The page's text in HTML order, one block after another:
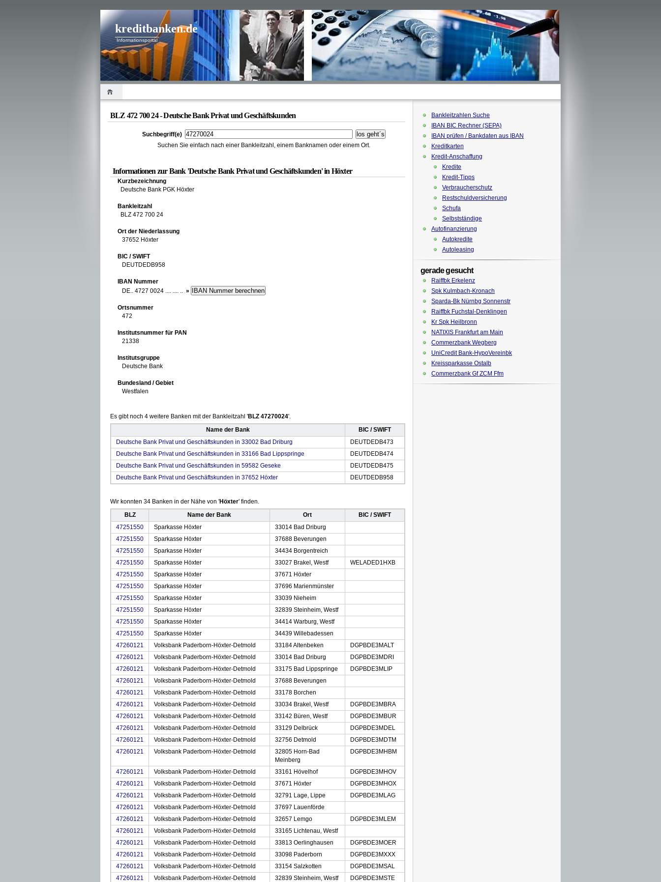
kreditbanken.de
Informationsportal
BLZ 472 700 24 - Deutsche Bank Privat und Geschäftskunden
Suchbegriff(e)
Suchen Sie einfach nach einer Bankleitzahl, einem Banknamen oder einem Ort.
Informationen zur Bank 'Deutsche Bank Privat und Geschäftskunden' in Höxter
Kurzbezeichnung
Deutsche Bank PGK Höxter
Bankleitzahl
BLZ 472 700 24
Ort der Niederlassung
37652 Höxter
BIC / SWIFT
DEUTDEDB958
IBAN Nummer
DE.. 4727 0024 .... .... .. »
Ortsnummer
472
Institutsnummer für PAN
21338
Institutsgruppe
Deutsche Bank
Bundesland / Gebiet
Westfalen
Es gibt noch 4 weitere Banken mit der Bankleitzahl 'BLZ 47270024'.
Name der Bank
BIC / SWIFT
Deutsche Bank Privat und Geschäftskunden in 33002 Bad Driburg
DEUTDEDB473
Deutsche Bank Privat und Geschäftskunden in 33166 Bad Lippspringe
DEUTDEDB474
Deutsche Bank Privat und Geschäftskunden in 59582 Geseke
DEUTDEDB475
Deutsche Bank Privat und Geschäftskunden in 37652 Höxter
DEUTDEDB958
Wir konnten 34 Banken in der Nähe von 'Höxter' finden.
BLZ
Name der Bank Ort
BIC / SWIFT
47251550
Sparkasse Höxter
33014 Bad Driburg
47251550
Sparkasse Höxter
37688 Beverungen
47251550
Sparkasse Höxter
34434 Borgentreich
47251550
Sparkasse Höxter 33027 Brakel, Westf
WELADED1HXB
47251550
Sparkasse Höxter
37671 Höxter
47251550
Sparkasse Höxter
37696 Marienmünster
47251550
Sparkasse Höxter
33039 Nieheim
47251550
Sparkasse Höxter
32839 Steinheim, Westf
47251550
Sparkasse Höxter
34414 Warburg, Westf
47251550
Sparkasse Höxter
34439 Willebadessen
47260121
Volksbank Paderborn-Höxter-Detmold 33184 Altenbeken
DGPBDE3MALT
47260121
Volksbank Paderborn-Höxter-Detmold 33014 Bad Driburg
DGPBDE3MDRI
47260121
Volksbank Paderborn-Höxter-Detmold 33175 Bad Lippspringe
DGPBDE3MLIP
47260121
Volksbank Paderborn-Höxter-Detmold
37688 Beverungen
47260121
Volksbank Paderborn-Höxter-Detmold
33178 Borchen
47260121
Volksbank Paderborn-Höxter-Detmold 33034 Brakel, Westf
DGPBDE3MBRA
47260121
Volksbank Paderborn-Höxter-Detmold 33142 Büren, Westf
DGPBDE3MBUR
47260121
Volksbank Paderborn-Höxter-Detmold 33129 Delbrück
DGPBDE3MDEL
47260121
Volksbank Paderborn-Höxter-Detmold 32756 Detmold
DGPBDE3MDTM
47260121
Volksbank Paderborn-Höxter-Detmold
32805 Horn-Bad
Meinberg
DGPBDE3MHBM
47260121 Volksbank Paderborn-Höxter-Detmold 33161 Hövelhof
DGPBDE3MHOV
47260121
Volksbank Paderborn-Höxter-Detmold 37671 Höxter
DGPBDE3MHOX
47260121
Volksbank Paderborn-Höxter-Detmold 32791 Lage, Lippe
DGPBDE3MLAG
47260121
Volksbank Paderborn-Höxter-Detmold
37697 Lauenförde
47260121
Volksbank Paderborn-Höxter-Detmold 32657 Lemgo
DGPBDE3MLEM
47260121
Volksbank Paderborn-Höxter-Detmold
33165 Lichtenau, Westf
47260121
Volksbank Paderborn-Höxter-Detmold 33813 Oerlinghausen
DGPBDE3MOER
47260121
Volksbank Paderborn-Höxter-Detmold 33098 Paderborn
DGPBDE3MXXX
47260121
Volksbank Paderborn-Höxter-Detmold 33154 Salzkotten
DGPBDE3MSAL
47260121
Volksbank Paderborn-Höxter-Detmold 32839 Steinheim, Westf DGPBDE3MSTE
Bankleitzahlen Suche
IBAN BIC Rechner (SEPA)
IBAN prüfen / Bankdaten aus IBAN
Kreditkarten
Kredit-Anschaffung
Kredite
Kredit-Tipps
Verbraucherschutz
Restschuldversicherung
Schufa
Selbstständige
Autofinanzierung
Autokredite
Autoleasing
gerade gesucht
Raiffbk Erkelenz
Spk Kulmbach-Kronach
Sparda-Bk Nürnbg Sonnenstr
Raiffbk Fuchstal-Denklingen
Kr Spk Heilbronn
NATIXIS Frankfurt am Main
Commerzbank Wegberg
UniCredit Bank-HypoVereinbk
Kreissparkasse Ostalb
Commerzbank Gf ZCM Ffm